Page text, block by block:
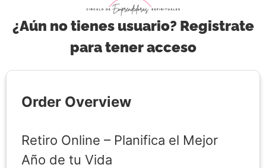
¿Aún no tienes usuario? Registrate
para tener acceso
Order Overview
Retiro Online – Planifica el Mejor
Año de tu Vida